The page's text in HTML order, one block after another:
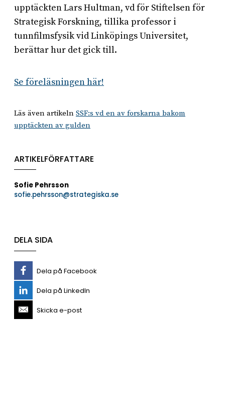
upptäckten Lars Hultman, vd för Stiftelsen för
Strategisk Forskning, tillika professor i
tunnfilmsfysik vid Linköpings Universitet,
berättar hur det gick till.
Se föreläsningen här!
Läs även artikeln SSF:s vd en av forskarna bakom
upptäckten av gulden
ARTIKELFÖRFATTARE
Sofie Pehrsson
sofie.pehrsson@strategiska.se
DELA SIDA
Dela på Facebook
Dela på LinkedIn
Skicka e-post